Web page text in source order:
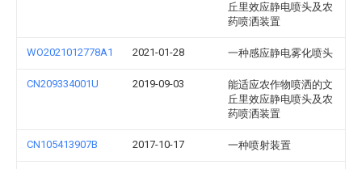
丘里效应静电喷头及农
药喷洒装置
WO2021012778A1 2021-01-28 一种感应静电雾化喷头
CN209334001U 2019-09-03
能适应农作物喷洒的文
丘里效应静电喷头及农
药喷洒装置
CN105413907B 2017-10-17 一种喷射装置